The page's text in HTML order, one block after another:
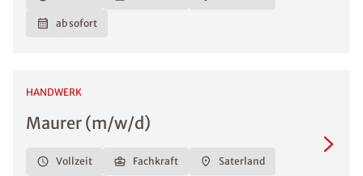
ab sofort
HANDWERK
Maurer (m/w/d)
Vollzeit Fachkraft Saterland